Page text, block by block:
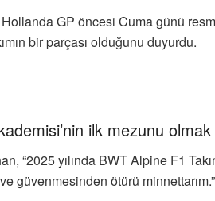
GP öncesi Cuma günü resmi
bir parçası olduğunu duyurdu.
ilk mezunu
“2025 yılında BWT Alpine F1
güvenmesinden ötürü minnettarım.”